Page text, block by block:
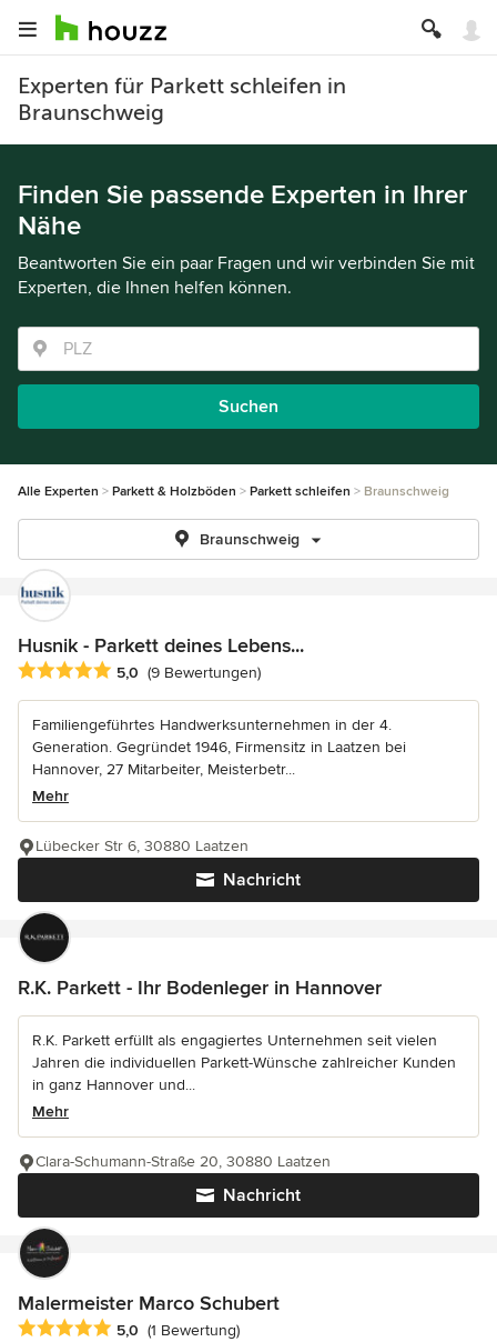
Experten für Parkett schleifen in
Braunschweig
Finden Sie passende Experten in Ihrer
Nähe
Beantworten Sie ein paar Fragen und wir verbinden Sie mit
Experten, die Ihnen helfen können.
Suchen
Alle Experten Parkett & Holzböden Parkett schleifen Braunschweig
Braunschweig
Husnik - Parkett deines Lebens...
Durchschnittliche Bewertung: 5 von 5 Sternen
5,0 (9 Bewertungen)
Familiengeführtes Handwerksunternehmen in der 4.
Generation. Gegründet 1946, Firmensitz in Laatzen bei
Hannover, 27 Mitarbeiter, Meisterbetr...
Mehr
Nachricht
Lübecker Str 6, 30880 Laatzen
R.K. Parkett - Ihr Bodenleger in Hannover
R.K. Parkett erfüllt als engagiertes Unternehmen seit vielen
Jahren die individuellen Parkett-Wünsche zahlreicher Kunden
in ganz Hannover und...
Mehr
Nachricht
Clara-Schumann-Straße 20, 30880 Laatzen
Malermeister Marco Schubert
Durchschnittliche Bewertung: 5 von 5 Sternen
5,0 (1 Bewertung)